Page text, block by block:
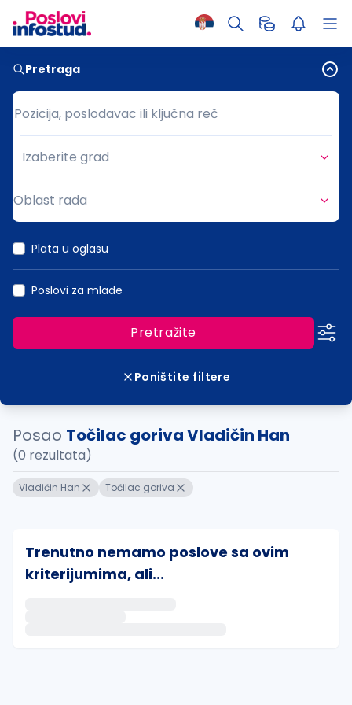
Pretraga
Pozicija, poslodavac ili ključna reč
Pozicija, poslodavac ili ključna reč
Grad
Izaberite grad
Oblast rada
Plata u oglasu
Poslovi za mlade
Pretražite
Poništite filtere
Posao Točilac goriva Vladičin Han
(0 rezultata)
Vladičin Han Točilac goriva
Trenutno nemamo poslove sa ovim
kriterijumima, ali...